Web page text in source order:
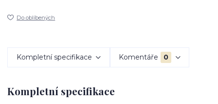
Do oblíbených
Kompletní specifikace Komentáře 0
Kompletní specifikace